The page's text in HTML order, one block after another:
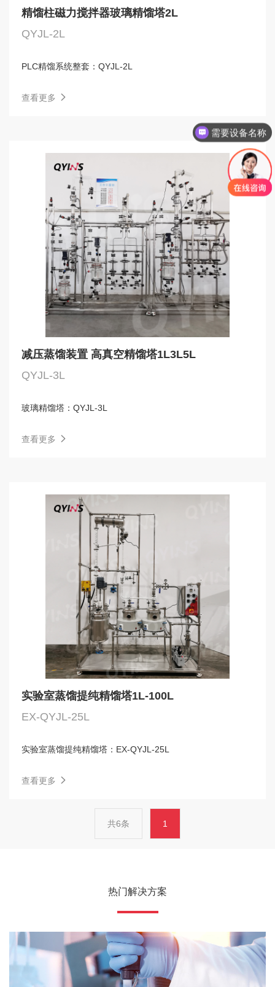
精馏柱磁力搅拌器玻璃精馏塔2L
QYJL-2L
PLC精馏系统整套： QYJL-2L
查看更多
减压蒸馏装置 高真空精馏塔1L3L5L
QYJL-3L
玻璃精馏塔： QYJL-3L
查看更多
实验室蒸馏提纯精馏塔1L-100L
EX-QYJL-25L
实验室蒸馏提纯精馏塔： EX-QYJL-25L
查看更多
共6条 1
热门解决方案
需要设备名称
旋蒸，反应釜，分子蒸馏，精馏塔